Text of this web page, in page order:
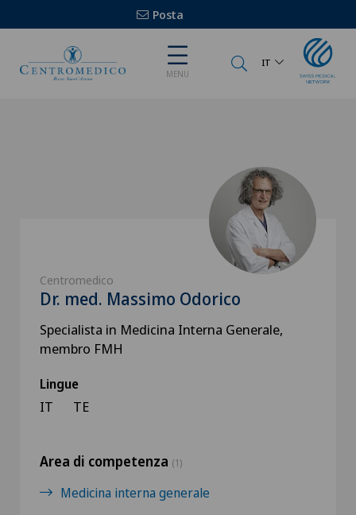
Posta
MENU
IT
Centromedico
Dr. med. Massimo Odorico
Specialista in Medicina Interna Generale,
membro FMH
Lingue
IT TE
Area di competenza (1)
Medicina interna generale